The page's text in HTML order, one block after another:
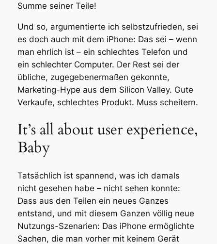
Summe seiner Teile!
Und so, argumentierte ich selbstzufrieden, sei
es doch auch mit dem iPhone: Das sei – wenn
man ehrlich ist – ein schlechtes Telefon und
ein schlechter Computer. Der Rest sei der
übliche, zugegebenermaßen gekonnte,
Marketing-Hype aus dem Silicon Valley. Gute
Verkaufe, schlechtes Produkt. Muss scheitern.
It’s all about user experience,
Baby
Tatsächlich ist spannend, was ich damals
nicht gesehen habe – nicht sehen konnte:
Dass aus den Teilen ein neues Ganzes
entstand, und mit diesem Ganzen völlig neue
Nutzungs-Szenarien: Das iPhone ermöglichte
Sachen, die man vorher mit keinem Gerät